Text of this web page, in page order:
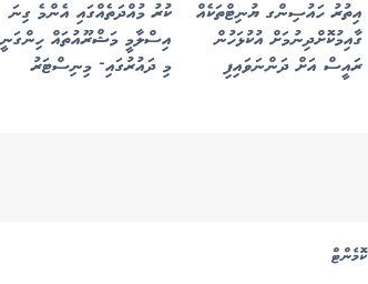
ކޮމެންޓް
އިތުރު ހައުސިންގ ޔުނިޓްތަކެއް
ގާއިމުކޮށްދިނުމަށް އުކުޅަހުން
ރައީސް އަށް ދަންނަވައިފި
ކުރު މުއްދަތެއްގައި އެންމެ ގިނަ
އިސްލާމީ މަޝްރޫއުތައް ހިންގަނީ
މި ދައުރުގައި- މިނިސްޓަރު